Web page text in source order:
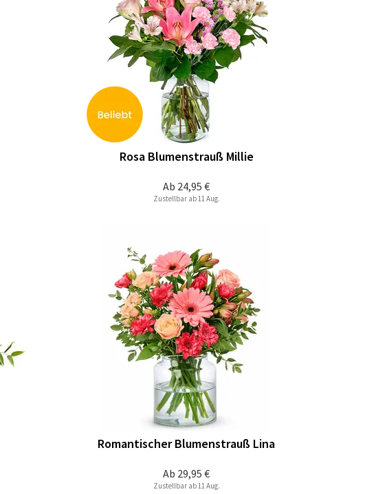
Ab 24,95 €
Rosa Blumenstrauß Millie
Zustellbar ab 11 Aug.
Ab 29,95 €
Romantischer Blumenstrauß Lina
Zustellbar ab 11 Aug.